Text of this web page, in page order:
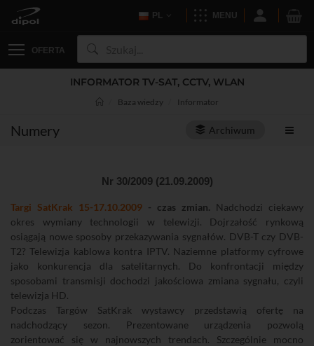
PL MENU
OFERTA
INFORMATOR TV-SAT, CCTV, WLAN
Baza wiedzy Informator
Numery Archiwum
Nr 30/2009 (21.09.2009)
Targi SatKrak 15-17.10.2009 - czas zmian. Nadchodzi ciekawy
okres wymiany technologii w telewizji. Dojrzałość rynkową
osiągają nowe sposoby przekazywania sygnałów. DVB-T czy DVB-
T2? Telewizja kablowa kontra IPTV. Naziemne platformy cyfrowe
jako konkurencja dla satelitarnych. Do konfrontacji między
sposobami transmisji dochodzi jakościowa zmiana sygnału, czyli
telewizja HD.
Podczas Targów SatKrak wystawcy przedstawią ofertę na
nadchodzący sezon. Prezentowane urządzenia pozwolą
zorientować się w najnowszych trendach. Szczególnie mocno